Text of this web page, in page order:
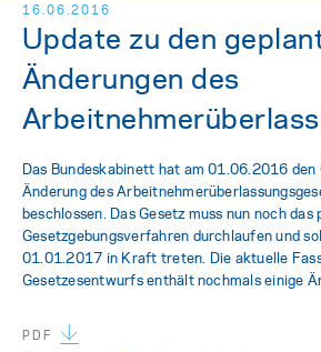
16.06.2016
Update zu den
Änderungen des
Das Bundeskabinett hat am 01.06.2016
Änderung des
beschlossen. Das Gesetz muss nun noch
Gesetzgebungsverfahren durchlaufen und
01.01.2017 in Kraft treten. Die aktuelle
Gesetzesentwurfs enthält nochmals einige
PDF